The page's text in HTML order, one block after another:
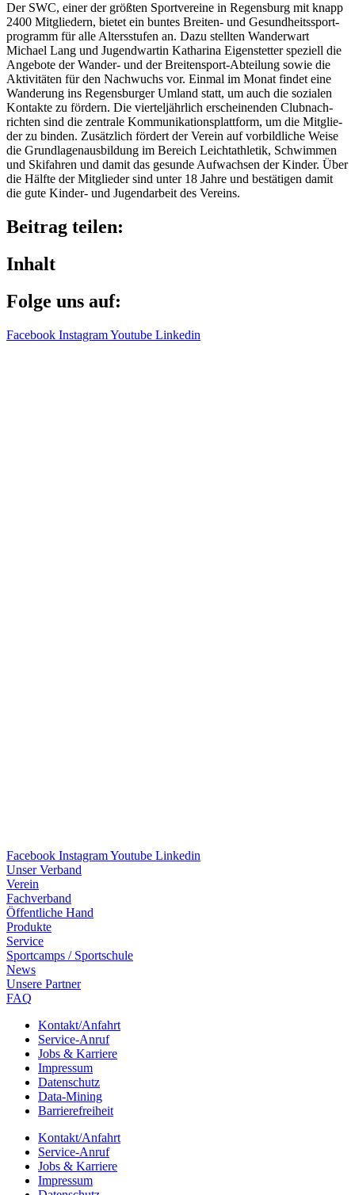
Der SWC, einer der größ­ten Sport­ver­eine in Regens­burg mit knapp
2400 Mitglie­dern, bietet ein buntes Brei­ten- und Gesund­heits­sport­
pro­gramm für alle Alters­stu­fen an. Dazu stell­ten Wander­wart
Michael Lang und Jugend­war­tin Katha­rina Eigen­stet­ter spezi­ell die
Ange­bote der Wander- und der Brei­ten­sport-Abtei­lung sowie die
Akti­vi­tä­ten für den Nach­wuchs vor. Einmal im Monat findet eine
Wande­rung ins Regens­bur­ger Umland statt, um auch die sozia­len
Kontakte zu fördern. Die vier­tel­jähr­lich erschei­nen­den Club­nach­
rich­ten sind die zentrale Kommu­ni­ka­ti­ons­platt­form, um die Mitglie­
der zu binden. Zusätz­lich fördert der Verein auf vorbild­li­che Weise
die Grund­la­gen­aus­bil­dung im Bereich Leicht­ath­le­tik, Schwim­men
und Skifah­ren und damit das gesunde Aufwach­sen der Kinder. Über
die Hälfte der Mitglie­der sind unter 18 Jahre und bestä­ti­gen damit
die gute Kinder- und Jugend­ar­beit des Vereins.
Beitrag teilen:
Inhalt
Folge uns auf:
Facebook InstagramYoutube Linkedin
Facebook InstagramYoutube Linkedin
Unser Verband
Verein
Fach­ver­band
Öffent­li­che Hand
Produkte
Service
Sport­camps / Sportschule
News
Unsere Part­ner
FAQ
Kontakt/​​Anfahrt
Service-Anruf
Jobs & Karriere
Impres­sum
Daten­schutz
Data-Mining
Barrie­re­frei­heit
Kontakt/​​Anfahrt
Service-Anruf
Jobs & Karriere
Impres­sum